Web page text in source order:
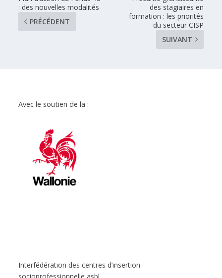
: des nouvelles modalités
PRÉCÉDENT
des stagiaires en
formation : les priorités
du secteur CISP
SUIVANT
Avec le soutien de la :
Interfédération des centres d’insertion